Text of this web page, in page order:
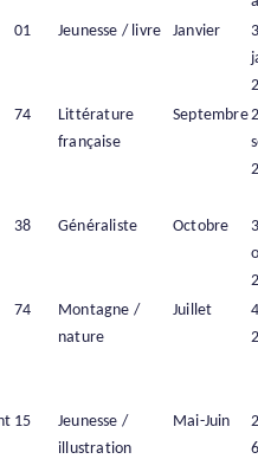
01 Jeunesse / livre Janvier
74
Littérature
française
Septembre
38 Généraliste Octobre
74
Montagne /
nature
Juillet
15
Jeunesse /
illustration
Mai-Juin